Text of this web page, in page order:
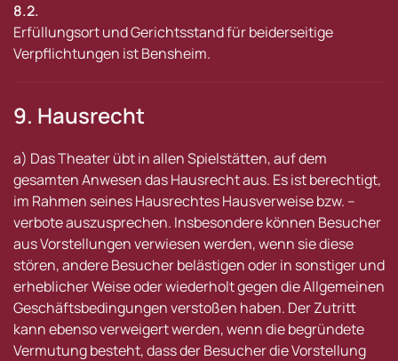
8.2.
Erfüllungsort und Gerichtsstand für beiderseitige
Verpflichtungen ist Bensheim.
9. Hausrecht
a) Das Theater übt in allen Spielstätten, auf dem
gesamten Anwesen das Hausrecht aus. Es ist berechtigt,
im Rahmen seines Hausrechtes Hausverweise bzw. –
verbote auszusprechen. Insbesondere können Besucher
aus Vorstellungen verwiesen werden, wenn sie diese
stören, andere Besucher belästigen oder in sonstiger und
erheblicher Weise oder wiederholt gegen die Allgemeinen
Geschäftsbedingungen verstoßen haben. Der Zutritt
kann ebenso verweigert werden, wenn die begründete
Vermutung besteht, dass der Besucher die Vorstellung